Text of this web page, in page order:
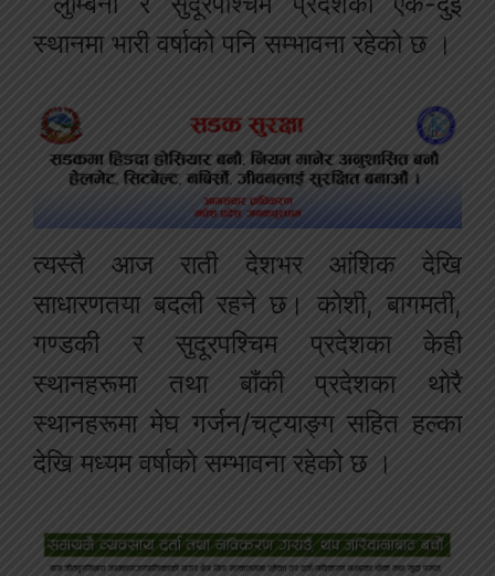
स्थानमा भारी वर्षाको पनि सम्भावना रहेको छ ।
त्यस्तै आज राती देशभर आंशिक देखि
साधारणतया बदली रहने छ। कोशी, बागमती,
गण्डकी र सुदूरपश्चिम प्रदेशका केही
स्थानहरूमा तथा बाँकी प्रदेशका थोरै
स्थानहरूमा मेघ गर्जन/चट्याङ्ग सहित हल्का
देखि मध्यम वर्षाको सम्भावना रहेको छ ।